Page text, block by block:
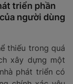
triển phần
người dùng
thiếu trong quá
xây dựng một
phát triển có